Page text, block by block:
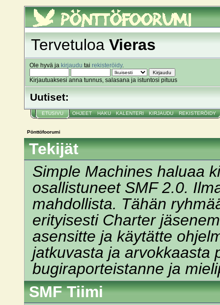
TervetuloaVieras
Ole hyvä ja kirjaudu tai rekisteröidy.
Kirjautuaksesi anna tunnus, salasana ja istuntosi pituus
Uutiset:
ETUSIVU OHJEET HAKU KALENTERI KIRJAUDU REKISTERÖIDY
Pönttöfoorumi
Tekijät
Simple Machines haluaa
osallistuneet SMF 2.0.
mahdollista. Tähän
erityisesti Charter
asensitte ja käytätte
jatkuvasta ja arvokkaasta
bugiraporteistanne ja
SMF Tiimi